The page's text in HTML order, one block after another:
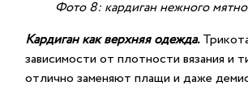
Фото 8: кардиган нежного
Кардиган как верхняя одежда.
зависимости от плотности вязания и
отлично заменяют плащи и даже